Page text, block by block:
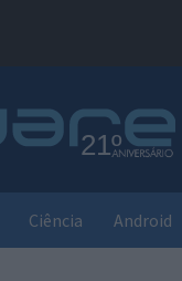
Ciência Android